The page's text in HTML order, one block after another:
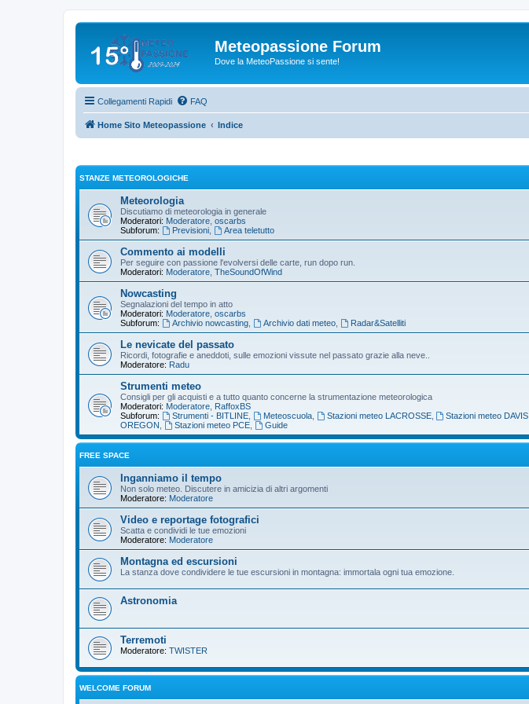
Meteopassione Forum
Dove la MeteoPassione si sente!
Collegamenti Rapidi FAQ
Home Sito Meteopassione Indice
STANZE METEOROLOGICHE
Meteorologia
Discutiamo di meteorologia in generale
Moderatori: Moderatore oscarbs
Subforum:
Previsioni, Area teletutto
Commento ai modelli
Per seguire con passione l'evolversi delle carte, run dopo run.
Moderatori: Moderatore TheSoundOfWind
Nowcasting
Segnalazioni del tempo in atto
Moderatori: Moderatore oscarbs
Subforum:
Archivio nowcasting, Archivio dati meteo, Radar&Satelliti
Le nevicate del passato
Ricordi, fotografie e aneddoti, sulle emozioni vissute nel passato grazie alla neve..
Moderatore: Radu
Strumenti meteo
Consigli per gli acquisti e a tutto quanto concerne la strumentazione meteorologica
Moderatori: Moderatore RaffoxBS
Subforum:
Strumenti - BITLINE, Meteoscuola, Stazioni meteo LACROSSE, Stazioni meteo DAVIS
OREGON
Stazioni meteo PCE, Guide
FREE SPACE
Inganniamo il tempo
Non solo meteo. Discutere in amicizia di altri argomenti
Moderatore: Moderatore
Video e reportage fotografici
Scatta e condividi le tue emozioni
Moderatore: Moderatore
Montagna ed escursioni
La stanza dove condividere le tue escursioni in montagna: immortala ogni tua emozione.
Astronomia
Terremoti
Moderatore: TWISTER
WELCOME FORUM